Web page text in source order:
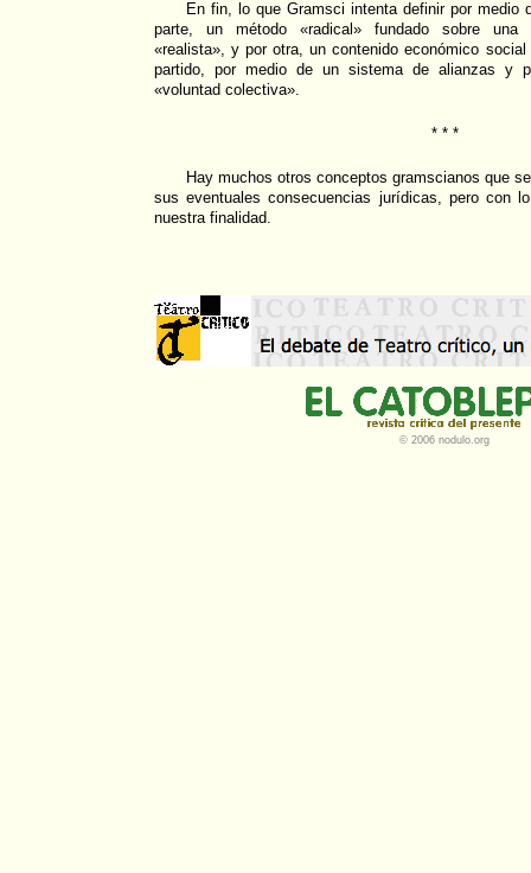
En fin, lo que Gramsci intenta definir por medio
parte, un método «radical» fundado sobre una
«realista», y por otra, un contenido económico
partido, por medio de un sistema de alianzas y
«voluntad colectiva».
* * *
Hay muchos otros conceptos gramscianos que
sus eventuales consecuencias jurídicas, pero con
nuestra finalidad.
© 2006 nodulo.org